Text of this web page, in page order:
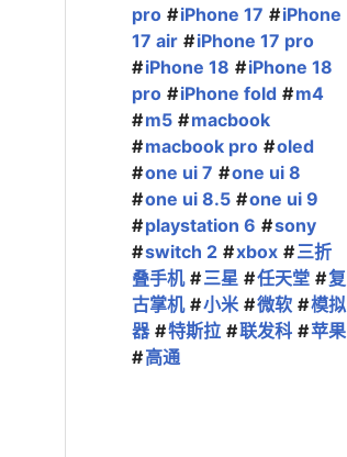
pro
iPhone 17
iPhone
17 air
iPhone 17 pro
iPhone 18
iPhone 18
pro
iPhone fold
m4
m5
macbook
macbook pro
oled
one ui 7
one ui 8
one ui 8.5
one ui 9
playstation 6
sony
switch 2
xbox
三折
叠手机
三星 任天堂
复
古掌机
小米 微软
模拟
器
特斯拉 联发科
苹果
高通